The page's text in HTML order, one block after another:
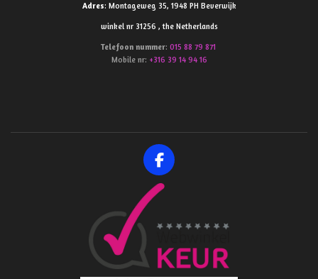
Adres: Montageweg 35, 1948 PH Beverwijk
winkel nr 31256 , the Netherlands
Telefoon nummer: 015 88 79 871
Mobile nr: +316 39 14 94 16
F
a
c
b
o
k